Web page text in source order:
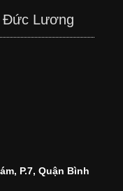
Đức Lương
P.7, Quận Bình